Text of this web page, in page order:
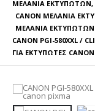
ΜΕΛΆΝΙΑ ΕΚΤΥΠΩΤΏΝ,
CANON ΜΕΛΆΝΙΑ
ΜΕΛΆΝΙΑ
CANON PGI-580XXL
ΓΙΑ ΕΚΤΥΠΩΤΈΣ